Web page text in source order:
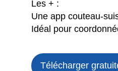
Les + :
Une app couteau-
Idéal pour
Télécharger